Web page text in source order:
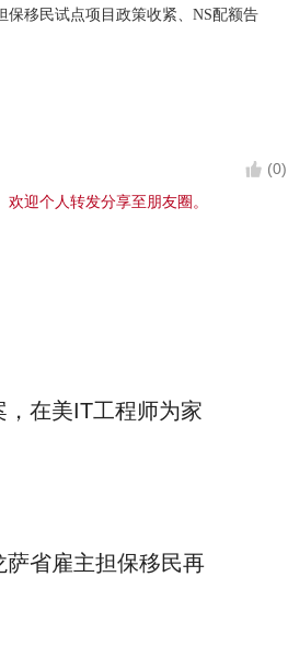
保移民试点项目政策收紧、NS配额告
(0)
迎个人转发分享至朋友圈。
在美IT工程师为家
省雇主担保移民再